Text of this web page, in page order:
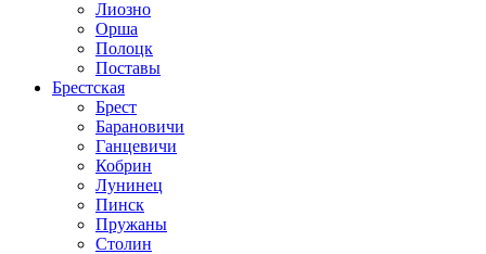
Лиозно
Орша
Полоцк
Поставы
Брестская
Брест
Барановичи
Ганцевичи
Кобрин
Лунинец
Пинск
Пружаны
Столин